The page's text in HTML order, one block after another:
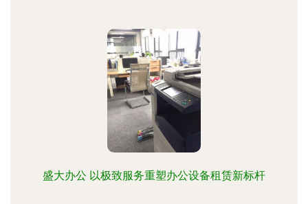
盛大办公 以极致服务重塑办公设备租赁新标杆